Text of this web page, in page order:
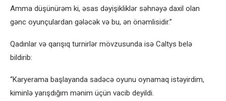
Amma düşünürəm ki, əsas dəyişikliklər səhnəyə daxil olan
gənc oyunçulardan gələcək və bu, ən önəmlisidir.”
Qadınlar və qarışıq turnirlər mövzusunda isə Caltys belə
bildirib:
“Karyerama başlayanda sadəcə oyunu oynamaq istəyirdim,
kiminlə yarışdığım mənim üçün vacib deyildi.